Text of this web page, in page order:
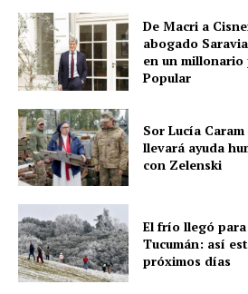
De Macri a
abogado
en un millonario
Popular
Sor Lucía
llevará ayuda
con Zelenski
El frío llegó
Tucumán: así
próximos días